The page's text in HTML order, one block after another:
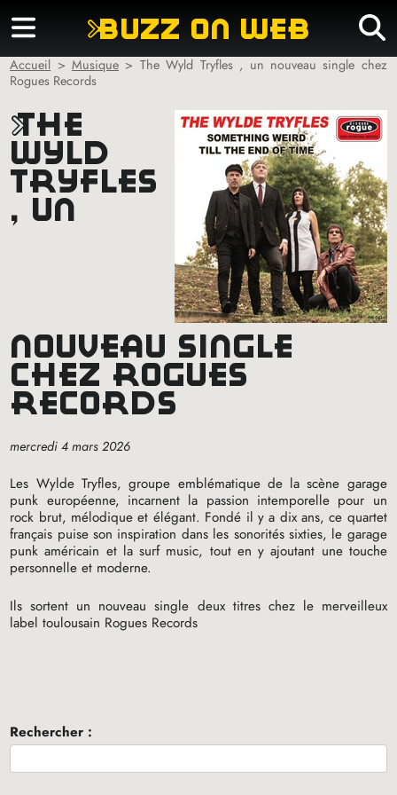
buzz on web
Accueil >Musique > The Wyld Tryfles , un nouveau single chez
Rogues Records
the
wyld
tryfles
, un
nouveau single
chez rogues
records
mercredi 4 mars 2026
Les Wylde Tryfles, groupe emblématique de la scène garage
punk européenne, incarnent la passion intemporelle pour un
rock brut, mélodique et élégant. Fondé il y a dix ans, ce quartet
français puise son inspiration dans les sonorités sixties, le garage
punk américain et la surf music, tout en y ajoutant une touche
personnelle et moderne.
Ils sortent un nouveau single deux titres chez le merveilleux
label toulousain Rogues Records
Rechercher :